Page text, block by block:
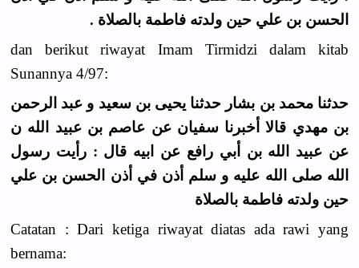
الحسن بن علي حين ولدته فاطمة بالصلاة .
dan berikut riwayat Imam Tirmidzi dalam kitab
Sunannya 4/97:
حدثنا محمد بن بشار حدثنا يحيى بن سعيد و عبد الرحمن
بن مهدي قالا أخبرنا سفيان عن عاصم بن عبيد الله ن
عن عبيد الله بن أبي رافع عن ابيه قال : رأيت رسول
الله صلى الله عليه و سلم أذن في أذن الحسن بن علي
حين ولدته فاطمة بالصلاة
Catatan : Dari ketiga riwayat diatas ada rawi yang
bernama: